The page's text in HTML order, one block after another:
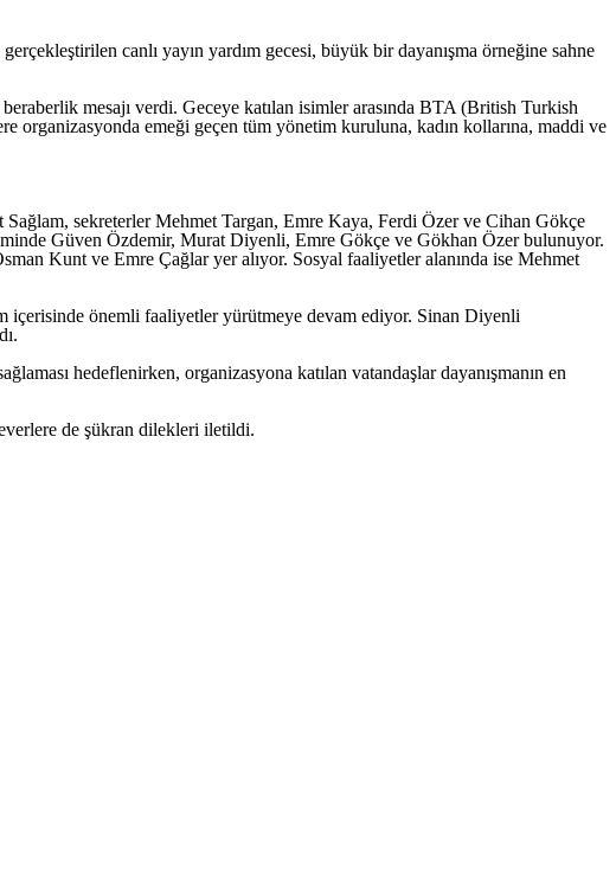
canlı yayın yardım gecesi, büyük bir dayanışma örneğine sahne
mesajı verdi. Geceye katılan isimler arasında BTA (British Turkish
organizasyonda emeği geçen tüm yönetim kuruluna, kadın kollarına, maddi ve
sekreterler Mehmet Targan, Emre Kaya, Ferdi Özer ve Cihan Gökçe
Güven Özdemir, Murat Diyenli, Emre Gökçe ve Gökhan Özer bulunuyor.
Kunt ve Emre Çağlar yer alıyor. Sosyal faaliyetler alanında ise Mehmet
içerisinde önemli faaliyetler yürütmeye devam ediyor. Sinan Diyenli
hedeflenirken, organizasyona katılan vatandaşlar dayanışmanın en
de şükran dilekleri iletildi.